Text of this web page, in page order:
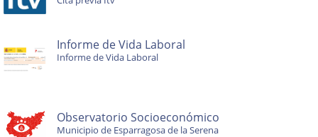
Informe de Vida Laboral
Informe de Vida Laboral
Observatorio Socioeconómico
Municipio de Esparragosa de la Serena